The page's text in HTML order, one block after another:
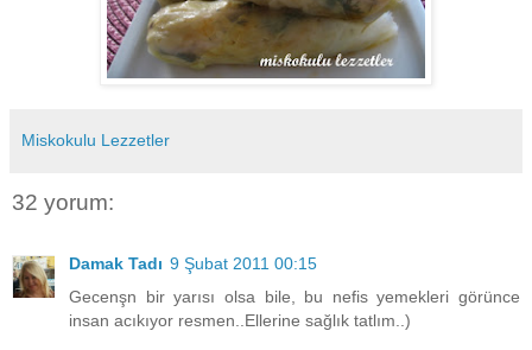
Miskokulu Lezzetler
32 yorum:
Damak Tadı 9 Şubat 2011 00:15
Gecenşn bir yarısı olsa bile, bu nefis yemekleri görünce
insan acıkıyor resmen..Ellerine sağlık tatlım..)